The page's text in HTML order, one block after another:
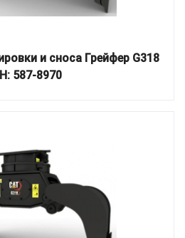
и сноса Грейфер G318
587-8970